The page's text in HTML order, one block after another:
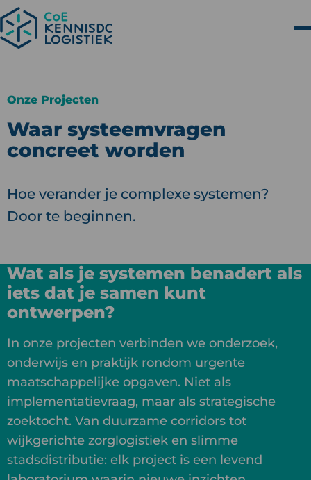
Waar systeemvragen
concreet worden
Onze Projecten
Hoe verander je complexe systemen?
Door te beginnen.
Wat als je systemen benadert als
iets dat je samen kunt
ontwerpen?
In onze projecten verbinden we onderzoek,
onderwijs en praktijk rondom urgente
maatschappelijke opgaven. Niet als
implementatievraag, maar als strategische
zoektocht. Van duurzame corridors tot
wijkgerichte zorglogistiek en slimme
stadsdistributie: elk project is een levend